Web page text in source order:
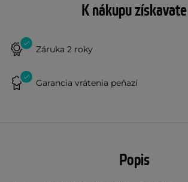
K nákupu získavate
Záruka 2 roky
Garancia vrátenia peňazí
Popis